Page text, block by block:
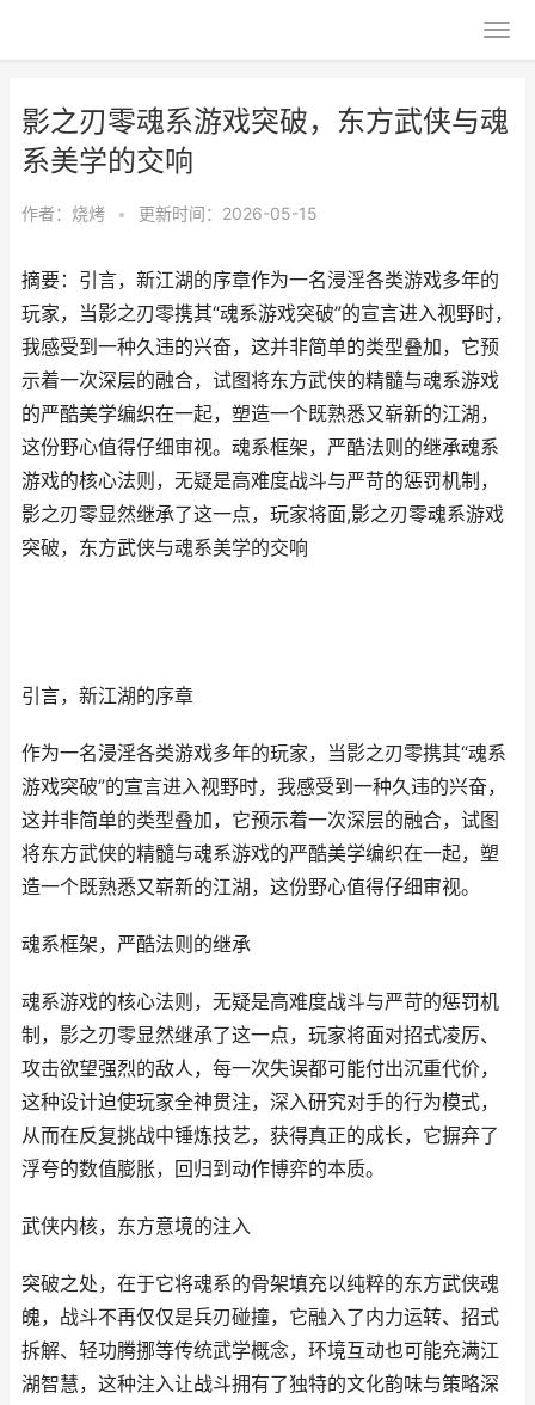
影之刃零魂系游戏突破，东方武侠与魂
系美学的交响
作者： 烧烤 • 更新时间：2026-05-15
摘要：引言，新江湖的序章作为一名浸淫各类游戏多年的
玩家，当影之刃零携其“魂系游戏突破”的宣言进入视野时，
我感受到一种久违的兴奋，这并非简单的类型叠加，它预
示着一次深层的融合，试图将东方武侠的精髓与魂系游戏
的严酷美学编织在一起，塑造一个既熟悉又崭新的江湖，
这份野心值得仔细审视。魂系框架，严酷法则的继承魂系
游戏的核心法则，无疑是高难度战斗与严苛的惩罚机制，
影之刃零显然继承了这一点，玩家将面,影之刃零魂系游戏
突破，东方武侠与魂系美学的交响
引言，新江湖的序章
作为一名浸淫各类游戏多年的玩家，当影之刃零携其“魂系
游戏突破”的宣言进入视野时，我感受到一种久违的兴奋，
这并非简单的类型叠加，它预示着一次深层的融合，试图
将东方武侠的精髓与魂系游戏的严酷美学编织在一起，塑
造一个既熟悉又崭新的江湖，这份野心值得仔细审视。
魂系框架，严酷法则的继承
魂系游戏的核心法则，无疑是高难度战斗与严苛的惩罚机
制，影之刃零显然继承了这一点，玩家将面对招式凌厉、
攻击欲望强烈的敌人，每一次失误都可能付出沉重代价，
这种设计迫使玩家全神贯注，深入研究对手的行为模式，
从而在反复挑战中锤炼技艺，获得真正的成长，它摒弃了
浮夸的数值膨胀，回归到动作博弈的本质。
武侠内核，东方意境的注入
突破之处，在于它将魂系的骨架填充以纯粹的东方武侠魂
魄，战斗不再仅仅是兵刃碰撞，它融入了内力运转、招式
拆解、轻功腾挪等传统武学概念，环境互动也可能充满江
湖智慧，这种注入让战斗拥有了独特的文化韵味与策略深